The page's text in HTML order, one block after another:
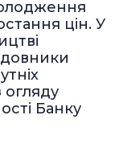
цін. У
огляду
Банку